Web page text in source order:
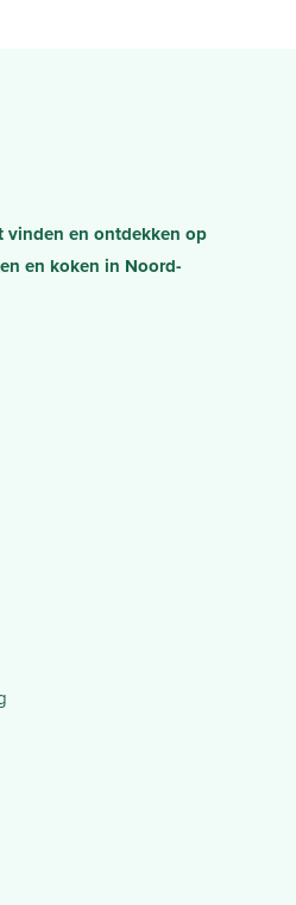
vinden en ontdekken op
en koken in Noord-